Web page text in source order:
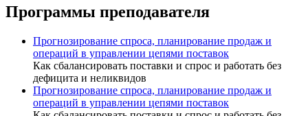
Программы преподавателя
Прогнозирование спроса, планирование продаж и
операций в управлении цепями поставок
Как сбалансировать поставки и спрос и работать без
дефицита и неликвидов
Прогнозирование спроса, планирование продаж и
операций в управлении цепями поставок